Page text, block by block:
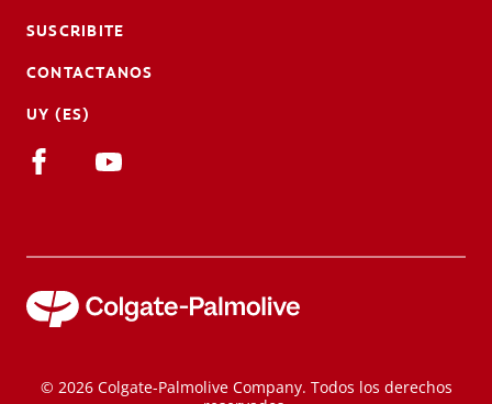
SUSCRIBITE
CONTACTANOS
UY (ES)
© 2026 Colgate-Palmolive Company. Todos los derechos